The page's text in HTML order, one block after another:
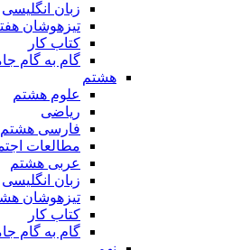
زبان انگلیسی
تیزهوشان
کتاب کار
گام به گام
هشتم
علوم هشتم
ریاضی
فارسی هشتم
مطالعات
عربی هشتم
زبان انگلیسی
تیزهوشان
کتاب کار
گام به گام